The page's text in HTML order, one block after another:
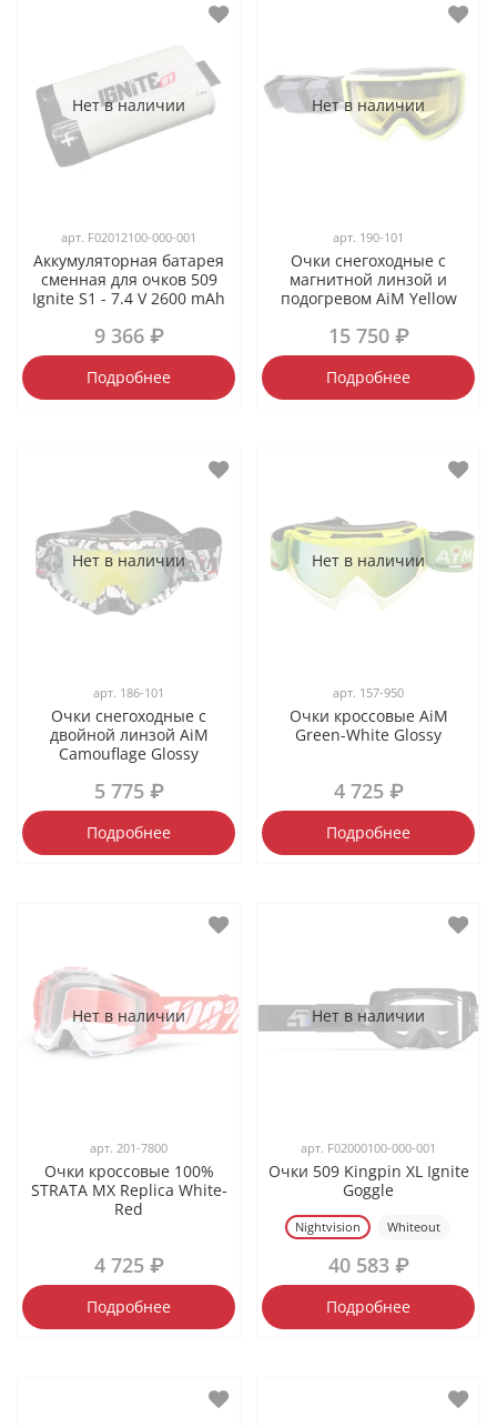
Нет в наличии
арт. F02012100-000-001
Аккумуляторная батарея
сменная для очков 509
Ignite S1 - 7.4 V 2600 mAh
9 366 ₽
Подробнее
Нет в наличии
арт. 190-101
Очки снегоходные с
магнитной линзой и
подогревом AiM Yellow
15 750 ₽
Подробнее
Нет в наличии
арт. 186-101
Очки снегоходные с
двойной линзой AiM
Camouflage Glossy
5 775 ₽
Подробнее
Нет в наличии
арт. 157-950
Очки кроссовые AiM
Green-White Glossy
4 725 ₽
Подробнее
Нет в наличии
арт. 201-7800
Очки кроссовые 100%
STRATA MX Replica White-
Red
4 725 ₽
Подробнее
Нет в наличии
арт. F02000100-000-001
Очки 509 Kingpin XL Ignite
Goggle
Nightvision Whiteout
40 583 ₽
Подробнее